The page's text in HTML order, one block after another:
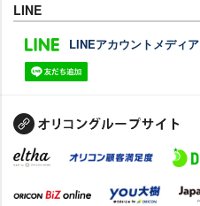
LINE
LINEアカウントメディア